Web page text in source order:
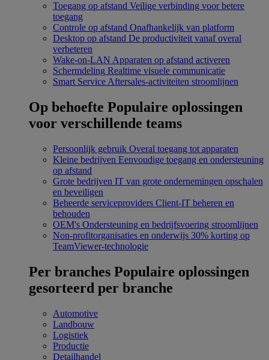
Toegang op afstand Veilige verbinding voor betere
toegang
Controle op afstand Onafhankelijk van platform
Desktop op afstand De productiviteit vanaf overal
verbeteren
Wake-on-LAN Apparaten op afstand activeren
Schermdeling Realtime visuele communicatie
Smart Service Aftersales-activiteiten stroomlijnen
Op behoefte Populaire oplossingen
voor verschillende teams
Persoonlijk gebruik Overal toegang tot apparaten
Kleine bedrijven Eenvoudige toegang en ondersteuning
op afstand
Grote bedrijven IT van grote ondernemingen opschalen
en beveiligen
Beheerde serviceproviders Client-IT beheren en
behouden
OEM's Ondersteuning en bedrijfsvoering stroomlijnen
Non-profitorganisaties en onderwijs 30% korting op
TeamViewer-technologie
Per branches Populaire oplossingen
gesorteerd per branche
Automotive
Landbouw
Logistiek
Productie
Detailhandel